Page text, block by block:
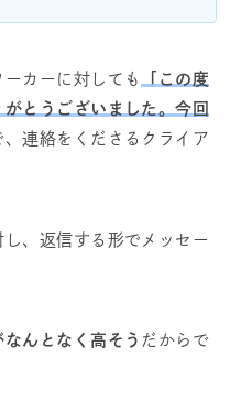
カーに対しても
「この度
とうございました。今回
、連絡をくださるクライア
、返信する形でメッセー
んとなく高そう だからで